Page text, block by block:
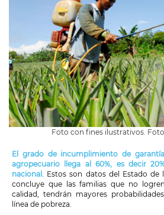
Foto con fines ilustrativos.
El grado de incumplimiento de
agropecuario llega al 60%, es decir
nacional. Estos son datos del Estado de
concluye que las familias que no
calidad, tendrán mayores
línea de pobreza.